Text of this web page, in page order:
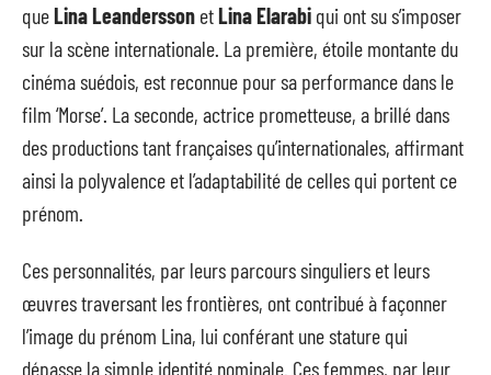
queLina Leandersson etLina Elarabi qui ont su s’imposer
sur la scène internationale. La première, étoile montante du
cinéma suédois, est reconnue pour sa performance dans le
film ‘Morse’. La seconde, actrice prometteuse, a brillé dans
des productions tant françaises qu’internationales, affirmant
ainsi la polyvalence et l’adaptabilité de celles qui portent ce
prénom.
Ces personnalités, par leurs parcours singuliers et leurs
œuvres traversant les frontières, ont contribué à façonner
l’image du prénom Lina, lui conférant une stature qui
dépasse la simple identité nominale. Ces femmes, par leur